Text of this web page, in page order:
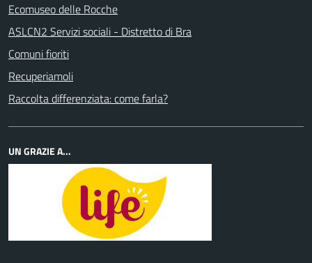
Ecomuseo delle Rocche
ASLCN2 Servizi sociali - Distretto di Bra
Comuni fioriti
Recuperiamoli
Raccolta differenziata: come farla?
UN GRAZIE A...